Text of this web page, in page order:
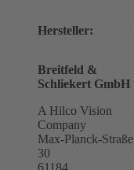
Hersteller:
Breitfeld &
Schliekert GmbH
A Hilco Vision
Company
Max-Planck-Straße
30
61184